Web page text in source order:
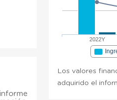
2022Y
Los valores
adquirido el